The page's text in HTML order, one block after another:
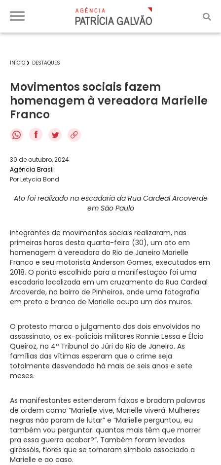
INÍCIO DESTAQUES
Movimentos sociais fazem
homenagem à vereadora Marielle
Franco
f
30 de outubro, 2024
Agência Brasil
Por Letycia Bond
Ato foi realizado na escadaria da Rua Cardeal Arcoverde
em São Paulo
Integrantes de movimentos sociais realizaram, nas
primeiras horas desta quarta-feira (30), um ato em
homenagem à vereadora do Rio de Janeiro Marielle
Franco e seu motorista Anderson Gomes, executados em
2018. O ponto escolhido para a manifestação foi uma
escadaria localizada em um cruzamento da Rua Cardeal
Arcoverde, no bairro de Pinheiros, onde uma fotografia
em preto e branco de Marielle ocupa um dos muros.
O protesto marca o julgamento dos dois envolvidos no
assassinato, os ex-policiais militares Ronnie Lessa e Élcio
Queiroz, no 4º Tribunal do Júri do Rio de Janeiro. As
famílias das vítimas esperam que o crime seja
totalmente desvendado há mais de seis anos e sete
meses.
As manifestantes estenderam faixas e bradam palavras
de ordem como “Marielle vive, Marielle viverá. Mulheres
negras não param de lutar” e “Marielle perguntou, eu
também vou perguntar: quantas mais têm que morrer
pra essa guerra acabar?”. Também foram levados
girassóis, flores que se tornaram símbolo associado a
Marielle e ao caso.